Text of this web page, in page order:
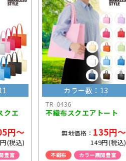
クエ
円～
(税込)
豊富
カラー数：13
TR-0436
不織布スクエアトート
無地価格： 135円～
149円(税込)
不織布
カラー展開豊富